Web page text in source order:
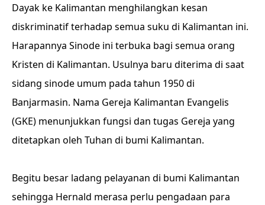
Dayak ke Kalimantan menghilangkan kesan
diskriminatif terhadap semua suku di Kalimantan ini.
Harapannya Sinode ini terbuka bagi semua orang
Kristen di Kalimantan. Usulnya baru diterima di saat
sidang sinode umum pada tahun 1950 di
Banjarmasin. Nama Gereja Kalimantan Evangelis
(GKE) menunjukkan fungsi dan tugas Gereja yang
ditetapkan oleh Tuhan di bumi Kalimantan.
Begitu besar ladang pelayanan di bumi Kalimantan
sehingga Hernald merasa perlu pengadaan para